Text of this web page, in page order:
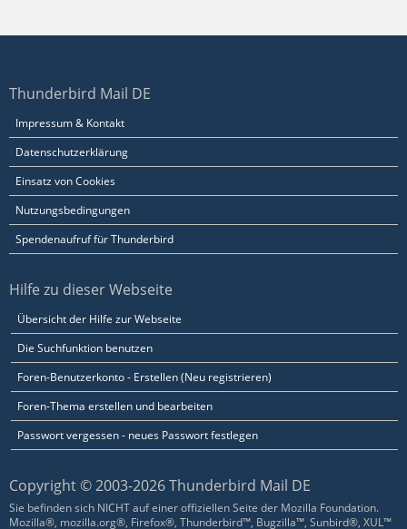
Thunderbird Mail DE
Impressum & Kontakt
Datenschutzerklärung
Einsatz von Cookies
Nutzungsbedingungen
Spendenaufruf für Thunderbird
Hilfe zu dieser Webseite
Übersicht der Hilfe zur Webseite
Die Suchfunktion benutzen
Foren-Benutzerkonto - Erstellen (Neu registrieren)
Foren-Thema erstellen und bearbeiten
Passwort vergessen - neues Passwort festlegen
Copyright © 2003-2026 Thunderbird Mail DE
Sie befinden sich NICHT auf einer offiziellen Seite der Mozilla Foundation.
Mozilla®, mozilla.org®, Firefox®, Thunderbird™, Bugzilla™, Sunbird®, XUL™